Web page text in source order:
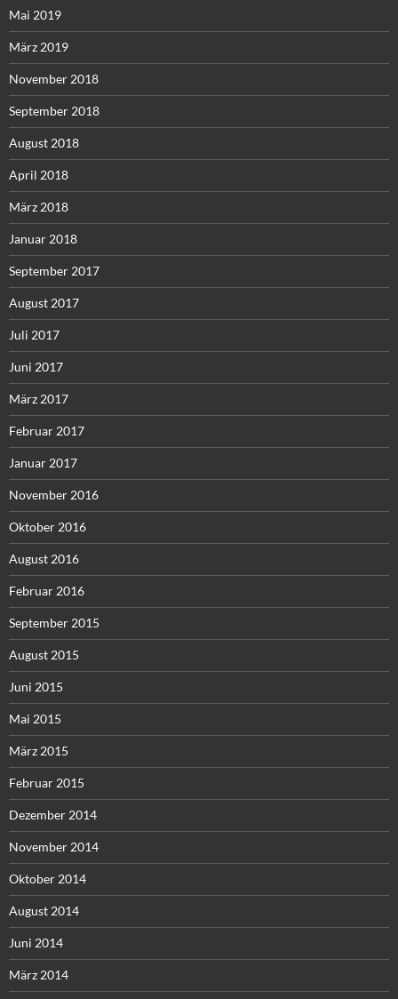
Mai 2019
März 2019
November 2018
September 2018
August 2018
April 2018
März 2018
Januar 2018
September 2017
August 2017
Juli 2017
Juni 2017
März 2017
Februar 2017
Januar 2017
November 2016
Oktober 2016
August 2016
Februar 2016
September 2015
August 2015
Juni 2015
Mai 2015
März 2015
Februar 2015
Dezember 2014
November 2014
Oktober 2014
August 2014
Juni 2014
März 2014